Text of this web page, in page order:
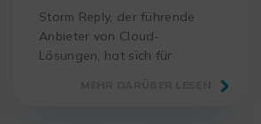
Storm Reply, der führende
Anbieter von Cloud-
Lösungen, hat sich für